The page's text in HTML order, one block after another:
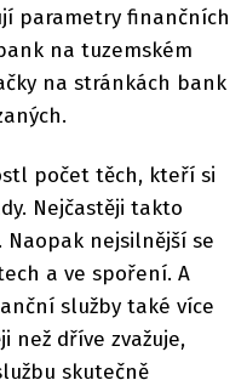
parametry finančních
na tuzemském
na stránkách bank
počet těch, kteří si
Nejčastěji takto
nejsilnější se
a ve spoření. A
služby také více
než dříve zvažuje,
skutečně